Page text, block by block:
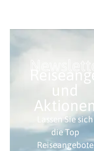
und
Aktionen
Lassen Sie sich
die Top
Reiseangebote